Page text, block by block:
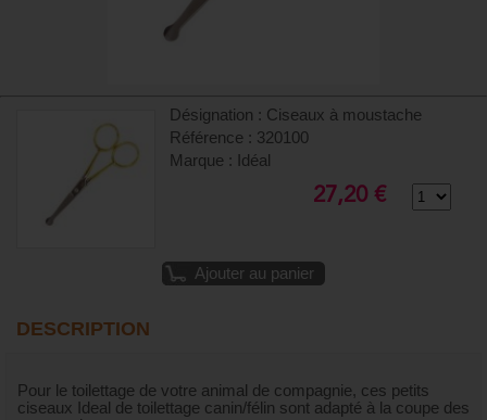
Désignation : Ciseaux à moustache
Référence : 320100
Marque : Idéal
27,20 €
Ajouter au panier
DESCRIPTION
Pour le toilettage de votre animal de compagnie, ces petits
ciseaux Ideal de toilettage canin/félin sont adapté à la coupe des